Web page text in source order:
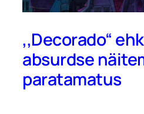
,,Decorado“
absurdse
paratamatus